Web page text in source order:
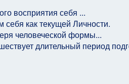
восприятия себя ...
себя как текущей Личности.
человеческой формы...
длительный период